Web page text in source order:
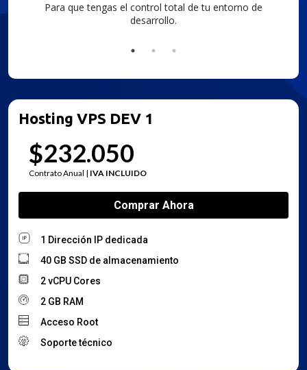
De forma remota, instalando y configurando a tu gusto.
Hosting VPS DEV 1
$232.050
Contrato Anual | IVA INCLUIDO
1 Dirección IP dedicada
40 GB SSD de almacenamiento
2 vCPU Cores
2 GB RAM
Acceso Root
Soporte técnico
Ana
Asistente disponible para ayudarte